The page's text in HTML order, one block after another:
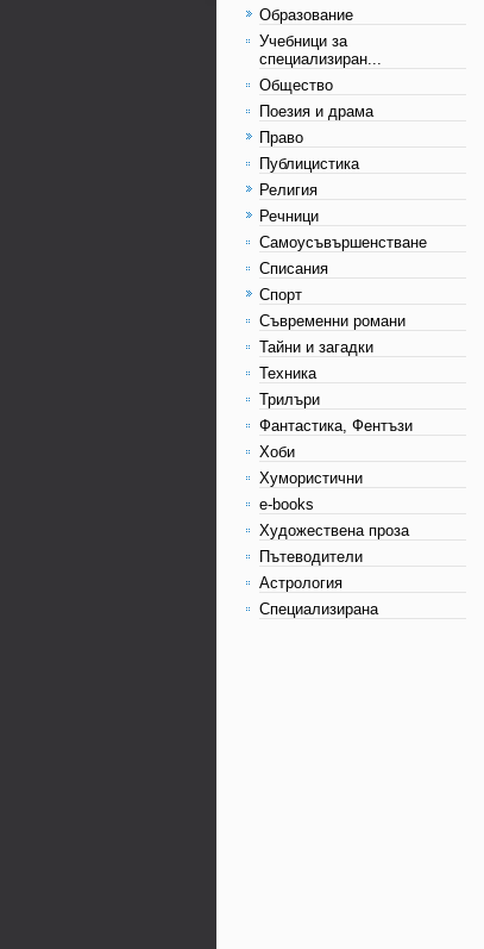
Образование
Учебници за
специализиран...
Общество
Поезия и драма
Право
Публицистика
Религия
Речници
Самоусъвършенстване
Списания
Спорт
Съвременни романи
Тайни и загадки
Техника
Трилъри
Фантастика, Фентъзи
Хоби
Хумористични
e-books
Художествена проза
Пътеводители
Астрология
Специализирана